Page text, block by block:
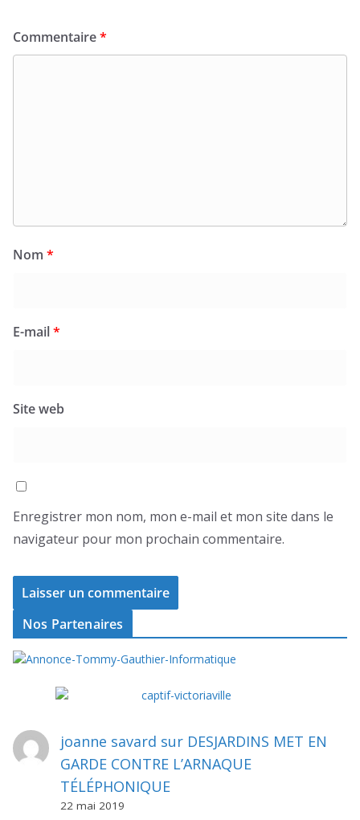
Commentaire*
Nom *
E-mail*
Site web
Enregistrer mon nom, mon e-mail et mon site dans le
navigateur pour mon prochain commentaire.
Nos Partenaires
joanne savard sur DESJARDINS MET EN
GARDE CONTRE L’ARNAQUE
TÉLÉPHONIQUE
22 mai 2019